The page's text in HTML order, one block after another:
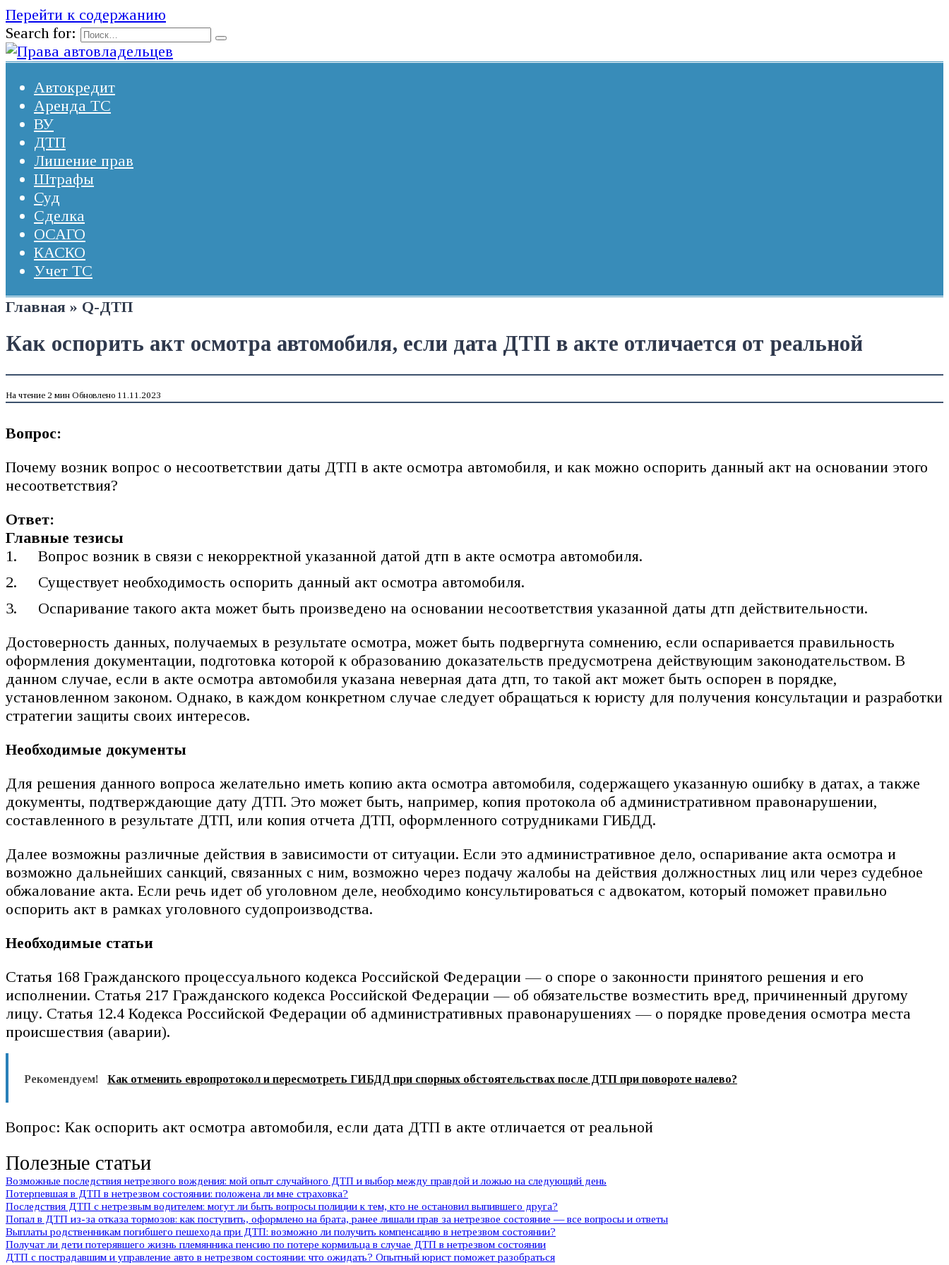
Перейти к содержанию
Search for:
Автокредит
Аренда ТС
ВУ
ДТП
Лишение прав
Штрафы
Суд
Сделка
ОСАГО
КАСКО
Учет ТС
Главная » Q-ДТП
Как оспорить акт осмотра автомобиля, если дата ДТП в акте отличается от реальной
На чтение 2 мин Обновлено 11.11.2023
Вопрос:
Почему возник вопрос о несоответствии даты ДТП в акте осмотра автомобиля, и как можно оспорить данный акт на основании этого
несоответствия?
Ответ:
Главные тезисы
Вопрос возник в связи с некорректной указанной датой дтп в акте осмотра автомобиля.
Существует необходимость оспорить данный акт осмотра автомобиля.
Оспаривание такого акта может быть произведено на основании несоответствия указанной даты дтп действительности.
Достоверность данных, получаемых в результате осмотра, может быть подвергнута сомнению, если оспаривается правильность
оформления документации, подготовка которой к образованию доказательств предусмотрена действующим законодательством. В
данном случае, если в акте осмотра автомобиля указана неверная дата дтп, то такой акт может быть оспорен в порядке,
установленном законом. Однако, в каждом конкретном случае следует обращаться к юристу для получения консультации и разработки
стратегии защиты своих интересов.
Необходимые документы
Для решения данного вопроса желательно иметь копию акта осмотра автомобиля, содержащего указанную ошибку в датах, а также
документы, подтверждающие дату ДТП. Это может быть, например, копия протокола об административном правонарушении,
составленного в результате ДТП, или копия отчета ДТП, оформленного сотрудниками ГИБДД.
Далее возможны различные действия в зависимости от ситуации. Если это административное дело, оспаривание акта осмотра и
возможно дальнейших санкций, связанных с ним, возможно через подачу жалобы на действия должностных лиц или через судебное
обжалование акта. Если речь идет об уголовном деле, необходимо консультироваться с адвокатом, который поможет правильно
оспорить акт в рамках уголовного судопроизводства.
Необходимые статьи
Статья 168 Гражданского процессуального кодекса Российской Федерации — о споре о законности принятого решения и его
исполнении. Статья 217 Гражданского кодекса Российской Федерации — об обязательстве возместить вред, причиненный другому
лицу. Статья 12.4 Кодекса Российской Федерации об административных правонарушениях — о порядке проведения осмотра места
происшествия (аварии).
Рекомендуем! Как отменить европротокол и пересмотреть ГИБДД при спорных обстоятельствах после ДТП при повороте налево?
Вопрос: Как оспорить акт осмотра автомобиля, если дата ДТП в акте отличается от реальной
Полезные статьи
Возможные последствия нетрезвого вождения: мой опыт случайного ДТП и выбор между правдой и ложью на следующий день
Потерпевшая в ДТП в нетрезвом состоянии: положена ли мне страховка?
Последствия ДТП с нетрезвым водителем: могут ли быть вопросы полиции к тем, кто не остановил выпившего друга?
Попал в ДТП из-за отказа тормозов: как поступить, оформлено на брата, ранее лишали прав за нетрезвое состояние — все вопросы и ответы
Выплаты родственникам погибшего пешехода при ДТП: возможно ли получить компенсацию в нетрезвом состоянии?
Получат ли дети потерявшего жизнь племянника пенсию по потере кормильца в случае ДТП в нетрезвом состоянии
ДТП с пострадавшим и управление авто в нетрезвом состоянии: что ожидать? Опытный юрист поможет разобраться